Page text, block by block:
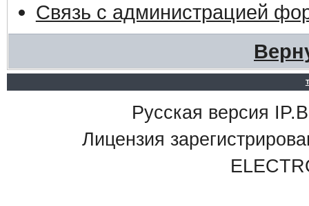
Связь с администрацией
Русская версия
Лицензия